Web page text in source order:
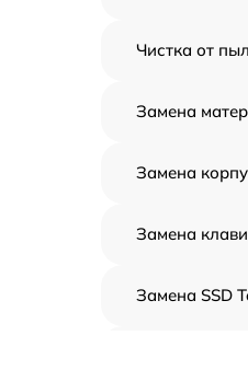
Чистка от
Замена
Замена
Замена
Замена SSD